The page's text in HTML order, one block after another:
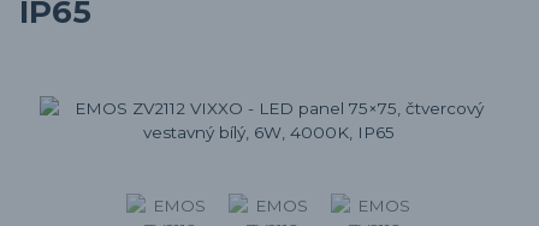
IP65